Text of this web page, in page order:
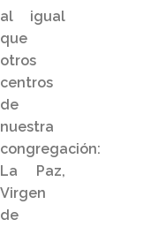
al igual
que
otros
centros
de
nuestra
congregación:
La Paz,
Virgen
de